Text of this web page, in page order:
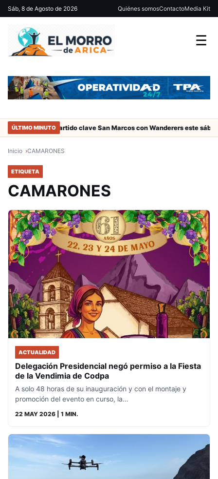
Sáb, 8 de Agosto de 2026 Quiénes somosContactoMedia Kit
☰
ÚLTIMO MINUTO
Arica Partido clave San Marcos con Wanderers este sábado a
Inicio CAMARONES
ETIQUETA
CAMARONES
ACTUALIDAD
Delegación Presidencial negó permiso a la Fiesta
de la Vendimia de Codpa
A solo 48 horas de su inauguración y con el montaje y
promoción del evento en curso, la…
22 MAY 2026 | 1 MIN.